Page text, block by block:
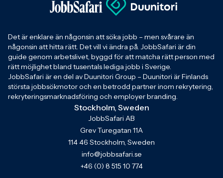
Det är enklare än någonsin att söka jobb – men svårare än
någonsin att hitta rätt. Det vill vi ändra på. JobbSafari är din
guide genom arbetslivet, byggd för att matcha rätt person med
rätt möjlighet bland tusentals lediga jobb i Sverige.
JobbSafari är en del av Duunitori Group – Duunitori är Finlands
största jobbsökmotor och en betrodd partner inom rekrytering,
rekryteringsmarknadsföring och employer branding.
Stockholm, Sweden
JobbSafari AB
Grev Turegatan 11A
114 46 Stockholm, Sweden
info@jobbsafari.se
+46 (0) 8 515 10 774